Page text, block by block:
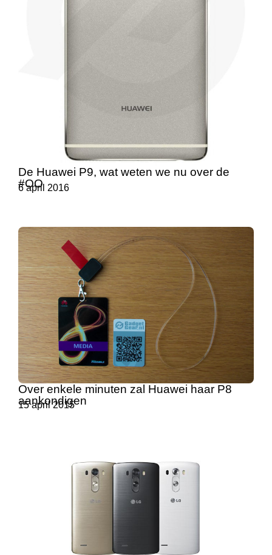
De Huawei P9, wat weten we nu over de
#OO
6 april 2016
Over enkele minuten zal Huawei haar P8
aankondigen
15 april 2015